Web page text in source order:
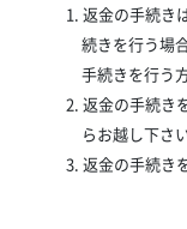
1. 返金の手続き
続きを行う場合
手続きを行う
2. 返金の手続き
らお越し下さい
3. 返金の手続き